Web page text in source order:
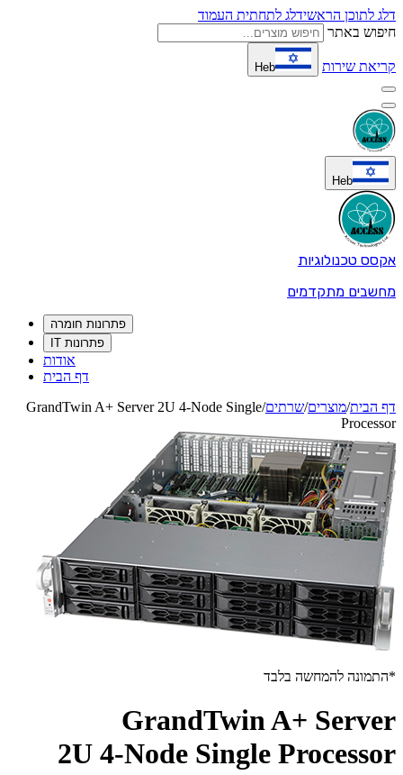
דלג לתוכן הראשידלג לתחתית העמוד
חיפוש באתר
קריאת שירות Heb
Heb
אקסס טכנולוגיות
מחשבים מתקדמים
פתרונות חומרה
פתרונות IT
אודות
דף הבית
דף הבית/מוצרים/שרתים/
GrandTwin A+ Server 2U 4-Node Single
Processor
*התמונה להמחשה בלבד
GrandTwin A+ Server
2U 4-Node Single Processor